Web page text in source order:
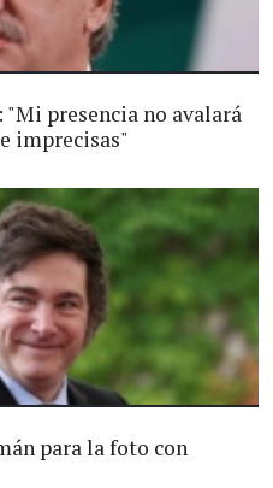
presencia no avalará
imprecisas"
para la foto con